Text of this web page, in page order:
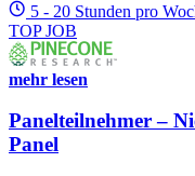
5 - 20 Stunden pro
TOP JOB
mehr lesen
Panelteilnehmer –
Panel